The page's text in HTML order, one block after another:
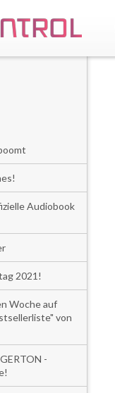
Audiobook
2021!
Woche auf
von
-